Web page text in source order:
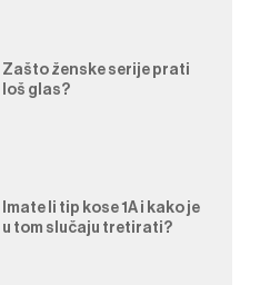
Zašto ženske serije prati
loš glas?
Imate li tip kose 1A i kako je
u tom slučaju tretirati?